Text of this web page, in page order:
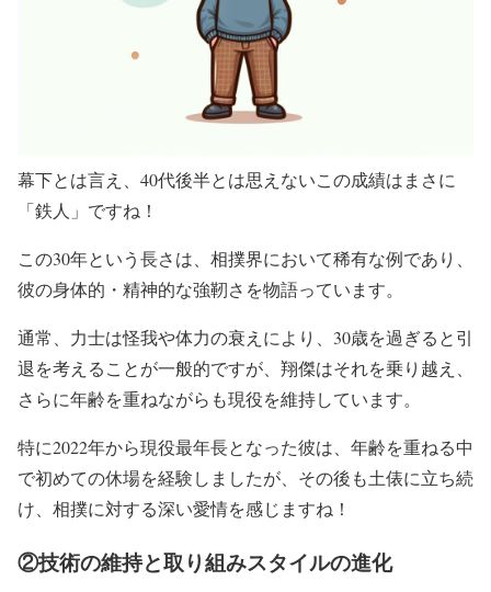
幕下とは言え、40代後半とは思えないこの成績はまさに
「鉄人」ですね！
この30年という長さは、相撲界において稀有な例であり、
彼の身体的・精神的な強靭さを物語っています。
通常、力士は怪我や体力の衰えにより、30歳を過ぎると引
退を考えることが一般的ですが、翔傑はそれを乗り越え、
さらに年齢を重ねながらも現役を維持しています。
特に2022年から現役最年長となった彼は、年齢を重ねる中
で初めての休場を経験しましたが、その後も土俵に立ち続
け、相撲に対する深い愛情を感じますね！
②技術の維持と取り組みスタイルの進化